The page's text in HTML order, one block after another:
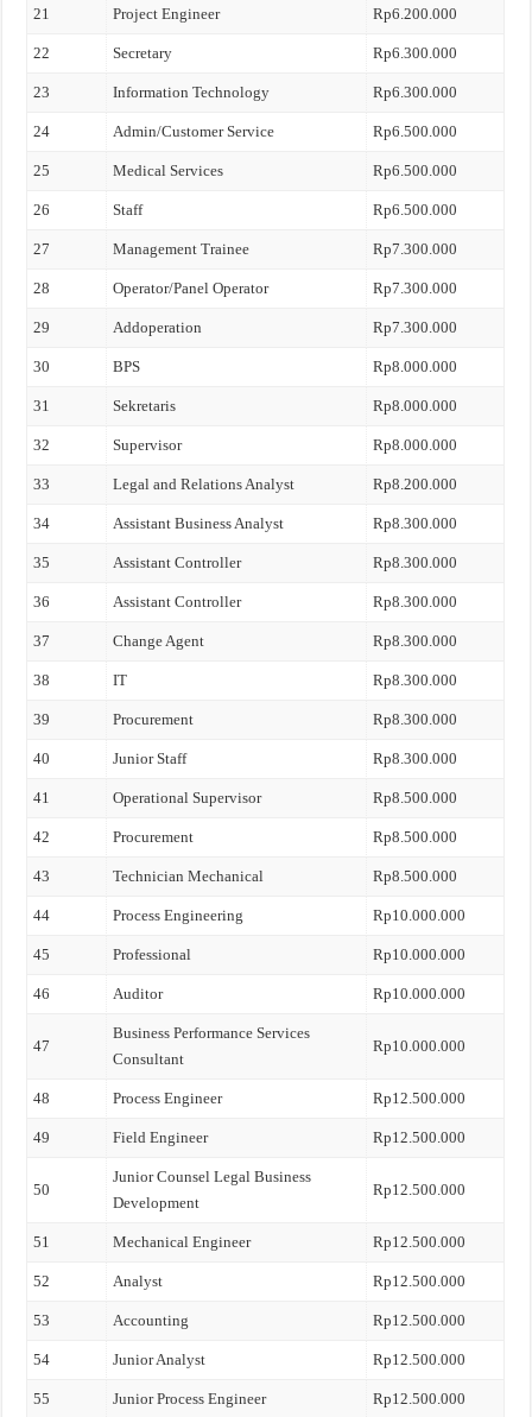
21 Project Engineer Rp6.200.000
22 Secretary Rp6.300.000
23 Information Technology Rp6.300.000
24 Admin/Customer Service Rp6.500.000
25 Medical Services Rp6.500.000
26 Staff Rp6.500.000
27 Management Trainee Rp7.300.000
28 Operator/Panel Operator Rp7.300.000
29 Addoperation Rp7.300.000
30 BPS Rp8.000.000
31 Sekretaris Rp8.000.000
32 Supervisor Rp8.000.000
33 Legal and Relations Analyst Rp8.200.000
34 Assistant Business Analyst Rp8.300.000
35 Assistant Controller Rp8.300.000
36 Assistant Controller Rp8.300.000
37 Change Agent Rp8.300.000
38 IT Rp8.300.000
39 Procurement Rp8.300.000
40 Junior Staff Rp8.300.000
41 Operational Supervisor Rp8.500.000
42 Procurement Rp8.500.000
43 Technician Mechanical Rp8.500.000
44 Process Engineering Rp10.000.000
45 Professional Rp10.000.000
46 Auditor Rp10.000.000
47
Business Performance Services
Consultant
Rp10.000.000
48 Process Engineer Rp12.500.000
49 Field Engineer Rp12.500.000
50
Junior Counsel Legal Business
Development
Rp12.500.000
51 Mechanical Engineer Rp12.500.000
52 Analyst Rp12.500.000
53 Accounting Rp12.500.000
54 Junior Analyst Rp12.500.000
55 Junior Process Engineer Rp12.500.000